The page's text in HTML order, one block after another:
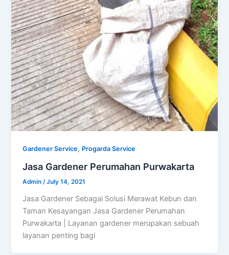
Gardener Service, Progarda Service
Jasa Gardener Perumahan Purwakarta
Admin/July 14, 2021
Jasa Gardener Sebagai Solusi Merawat Kebun dan
Taman Kesayangan Jasa Gardener Perumahan
Purwakarta | Layanan gardener merupakan sebuah
layanan penting bagi